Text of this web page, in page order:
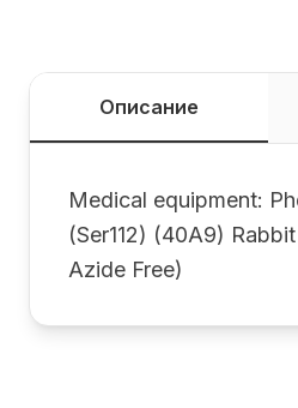
Описание
Medical equipment:
(Ser112) (40A9)
Azide Free)